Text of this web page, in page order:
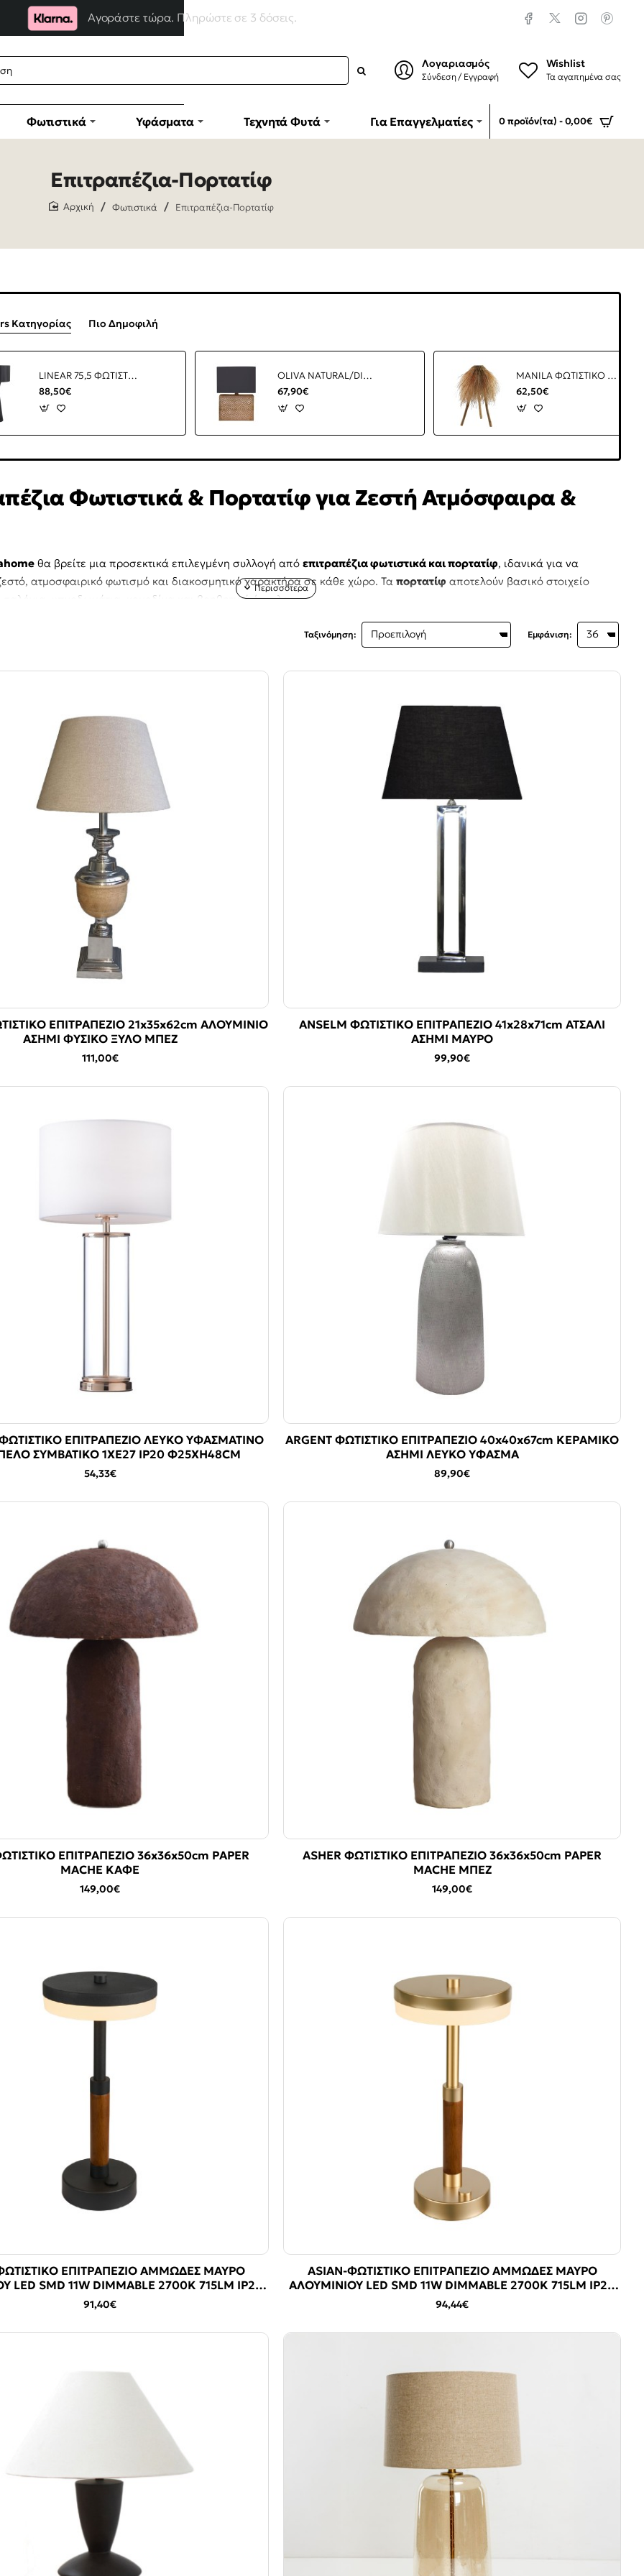
Αγοράστε τώρα. Πληρώστε σε 3 δόσεις.
Λογαριασμός
Σύνδεση / Εγγραφή
Wishlist
Τα αγαπημένα σας
Φωτιστικά Υφάσματα Τεχνητά Φυτά Για Επαγγελματίες 0 προϊόν(τα) - 0,00€
Επιτραπέζια-Πορτατίφ
Φωτιστικά Επιτραπέζια-Πορτατίφ
Κατηγορίας Πιο Δημοφιλή
LINEAR 75,5 ΦΩΤΙΣΤΙΚΟ ΕΠΙΤΡΑΠΕΖΙΟ 30x30x76cm ΜΕΤΑΛΛΟ ΜΑΥΡΟ
88,50€
OLIVA NATURAL/DIONE ΦΩΤΙΣΤΙΚΟ ΕΠΙΤΡΑΠΕΖΙΟ 28x10x42cm ΞΥΛΟ ΚΑΦΕ ΥΦΑΣΜΑ ΜΑΥΡΟ
67,90€
MANILA ΦΩΤΙΣΤΙΚΟ ΕΠΙΤΡΑΠΕΖΙΟ 45x45x54cm RATTAN ΦΥΣΙΚΟ ΞΥΛΟ
62,50€
Φωτιστικά & Πορτατίφ για Ζεστή Ατμόσφαιρα &
θα βρείτε μια προσεκτικά επιλεγμένη συλλογή από επιτραπέζια φωτιστικά και πορτατίφ, ιδανικά για να
ατμοσφαιρικό φωτισμό και διακοσμητικό χαρακτήρα σε κάθε χώρο. Τα πορτατίφ αποτελούν βασικό στοιχείο
σαλόνια, υπνοδωμάτια, κομοδίνα και βοηθητικά έπιπλα.
επιτραπέζια φωτιστικά σαλονιού, πορτατίφ υπνοδωματίου, φωτιστικά με καπέλο ή LED, καθώς και
προσφέρουν ευελιξία και ισορροπημένη διάχυση φωτός.
επιτραπέζια φωτιστικά
κατασκευασμένα από ανθεκτικά υλικά, με έμφαση στη λειτουργικότητα, την αισθητική και
φωτισμού. Είτε θέλετε συμπληρωματικό φωτισμό για χαλάρωση είτε ένα κομψό διακοσμητικό στοιχείο, εδώ θα
που συνδυάζουν design και πρακτικότητα.
τον φωτισμό του χώρου σας με επιτραπέζια φωτιστικά και πορτατίφ
που προσφέρουν ζεστή ατμόσφαιρα, άνεση και
Ταξινόμηση: Εμφάνιση:
ΕΠΙΤΡΑΠΕΖΙΟ 21x35x62cm ΑΛΟΥΜΙΝΙΟ
ΑΣΗΜΙ ΦΥΣΙΚΟ ΞΥΛΟ ΜΠΕΖ
111,00€
ANSELM ΦΩΤΙΣΤΙΚΟ ΕΠΙΤΡΑΠΕΖΙΟ 41x28x71cm ΑΤΣΑΛΙ
ΑΣΗΜΙ ΜΑΥΡΟ
99,90€
ΦΩΤΙΣΤΙΚΟ ΕΠΙΤΡΑΠΕΖΙΟ ΛΕΥΚΟ ΥΦΑΣΜΑΤΙΝΟ
ΣΥΜΒΑΤΙΚΟ 1ΧΕ27 IP20 Φ25ΧΗ48CM
54,33€
ARGENT ΦΩΤΙΣΤΙΚΟ ΕΠΙΤΡΑΠΕΖΙΟ 40x40x67cm ΚΕΡΑΜΙΚΟ
ΑΣΗΜΙ ΛΕΥΚΟ ΥΦΑΣΜΑ
89,90€
ΕΠΙΤΡΑΠΕΖΙΟ 36x36x50cm PAPER
MACHE ΚΑΦΕ
149,00€
ASHER ΦΩΤΙΣΤΙΚΟ ΕΠΙΤΡΑΠΕΖΙΟ 36x36x50cm PAPER
MACHE ΜΠΕΖ
149,00€
ΕΠΙΤΡΑΠΕΖΙΟ ΑΜΜΩΔΕΣ ΜΑΥΡΟ
LED SMD 11W DIMMABLE 2700K 715LM IP20
164X350MM
91,40€
ASIAN-ΦΩΤΙΣΤΙΚΟ ΕΠΙΤΡΑΠΕΖΙΟ ΑΜΜΩΔΕΣ ΜΑΥΡΟ
ΑΛΟΥΜΙΝΙΟΥ LED SMD 11W DIMMABLE 2700K 715LM IP20
164X350MM
94,44€